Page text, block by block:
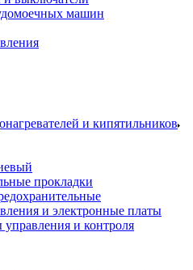
машин
и кипятильников
прокладки
и электронные платы
и контроля